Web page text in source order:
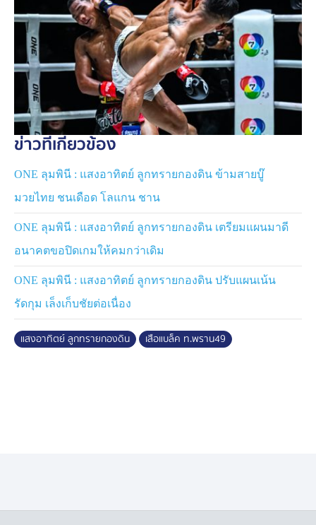
ผมอยากแก้มือกับพี่เสือแบล็คมาก เพราะรู้สึกว่าตัวเองชก
ผิดแผนไปหมด และน่าจะทำผลงานออกมาได้ดีกว่านี้ ผมไม่
ได้คาดหวังว่าจะต้องเกิดขึ้นจริง แต่ถ้าในใจลึก ๆ ผมอยากรี
แมตช์ครับ”
แฟน ๆ สามารถติดตามข่าวสารอัปเดตของ ONE ได้ที่เฟ
ซบุ๊ก ONE Championship Thailand เว็บไซต์ ONEFC.com
อินสตาแกรม ONEChampTh และ TikTok ONEChampTH
แสงอาทิตย์ vs เสือแบล็ค
ข่าวที่เกี่ยวข้อง
ONE ลุมพินี : แสงอาทิตย์ ลูกทรายกองดิน ข้ามสายบู๊
มวยไทย ชนเดือด โลแกน ชาน
ONE ลุมพินี : แสงอาทิตย์ ลูกทรายกองดิน เตรียมแผนมาดี
อนาคตขอปิดเกมให้คมกว่าเดิม
ONE ลุมพินี : แสงอาทิตย์ ลูกทรายกองดิน ปรับแผนเน้น
รัดกุม เล็งเก็บชัยต่อเนื่อง
แสงอาทิตย์ ลูกทรายกองดิน เสือแบล็ค ท.พราน49